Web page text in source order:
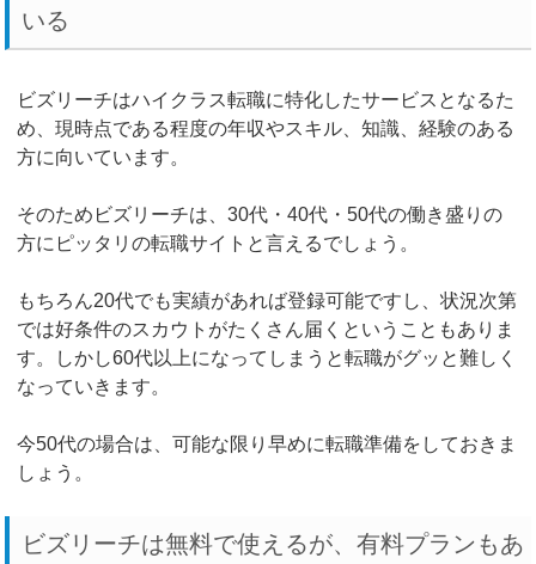
いる
ビズリーチはハイクラス転職に特化したサービスとなるた
め、現時点である程度の年収やスキル、知識、経験のある
方に向いています。
そのためビズリーチは、30代・40代・50代の働き盛りの
方にピッタリの転職サイトと言えるでしょう。
もちろん20代でも実績があれば登録可能ですし、状況次第
では好条件のスカウトがたくさん届くということもありま
す。しかし60代以上になってしまうと転職がグッと難しく
なっていきます。
今50代の場合は、可能な限り早めに転職準備をしておきま
しょう。
ビズリーチは無料で使えるが、有料プランもあ